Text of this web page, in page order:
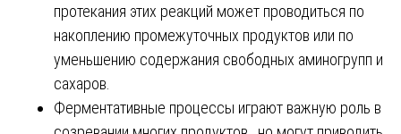
протекания этих реакций может проводиться по
накоплению промежуточных продуктов или по
уменьшению содержания свободных аминогрупп и
сахаров.
Ферментативные процессы играют важную роль в